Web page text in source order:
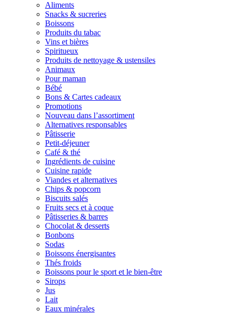
Aliments
Snacks & sucreries
Boissons
Produits du tabac
Vins et bières
Spiritueux
Produits de nettoyage & ustensiles
Animaux
Pour maman
Bébé
Bons & Cartes cadeaux
Promotions
Nouveau dans l’assortiment
Alternatives responsables
Pâtisserie
Petit-déjeuner
Café & thé
Ingrédients de cuisine
Cuisine rapide
Viandes et alternatives
Chips & popcorn
Biscuits salés
Fruits secs et à coque
Pâtisseries & barres
Chocolat & desserts
Bonbons
Sodas
Boissons énergisantes
Thés froids
Boissons pour le sport et le bien-être
Sirops
Jus
Lait
Eaux minérales